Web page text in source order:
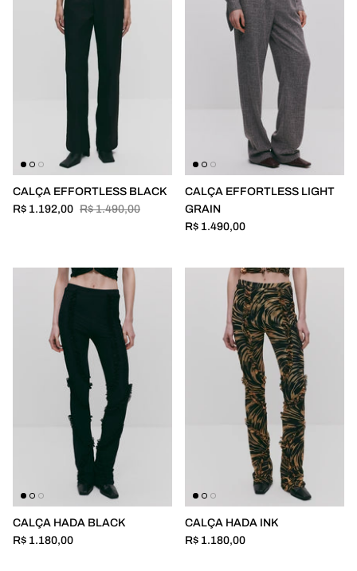
CALÇA EFFORTLESS BLACK
R$ 1.192,00 R$ 1.490,00
CALÇA EFFORTLESS LIGHT
GRAIN
R$ 1.490,00
CALÇA HADA BLACK
R$ 1.180,00
CALÇA HADA INK
R$ 1.180,00